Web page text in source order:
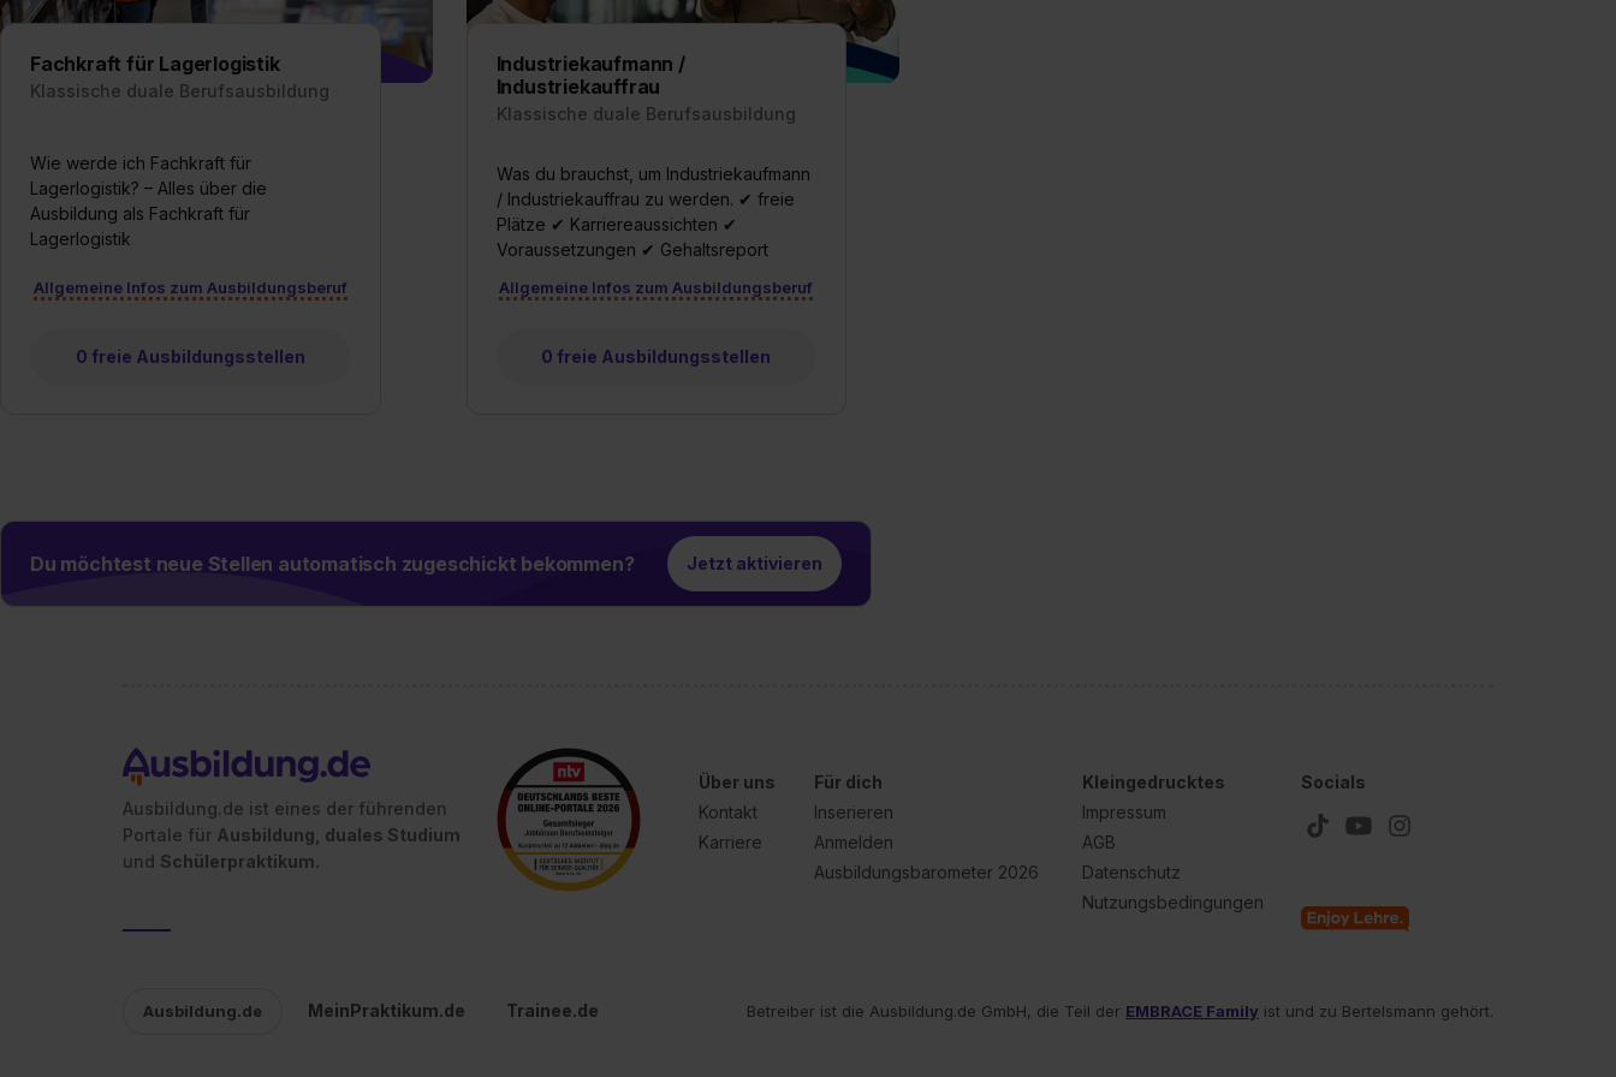
„Datenschutz-Einstellungen“ widerrufen. Weitere Informationen zu den einzelnen Cookies findest du durch Klick auf
„Details zeigen“. Weitere Informationen:Datenschutzerklärung Impressum
Fachkraft für Lagerlogistik
Klassische duale Berufsausbildung
Wie werde ich Fachkraft für
Lagerlogistik? – Alles über die
Ausbildung als Fachkraft für
Lagerlogistik
Allgemeine Infos zum Ausbildungsberuf
0 freie Ausbildungsstellen
Industriekaufmann /
Industriekauffrau
Klassische duale Berufsausbildung
Was du brauchst, um Industriekaufmann
/ Industriekauffrau zu werden. ✔ freie
Plätze ✔ Karriereaussichten ✔
Voraussetzungen ✔ Gehaltsreport
Allgemeine Infos zum Ausbildungsberuf
0 freie Ausbildungsstellen
Du möchtest neue Stellen automatisch zugeschickt bekommen? Jetzt aktivieren
Ausbildung.de ist eines der führenden
Portale für Ausbildung, duales Studium
und Schülerpraktikum.
Über uns
Kontakt
Karriere
Für dich
Inserieren
Anmelden
Ausbildungsbarometer 2026
Kleingedrucktes
Impressum
AGB
Datenschutz
Nutzungsbedingungen
Socials
Ausbildung.de MeinPraktikum.de Trainee.de Betreiber ist die Ausbildung.de GmbH, die Teil der EMBRACE Family ist und zu Bertelsmann gehört.